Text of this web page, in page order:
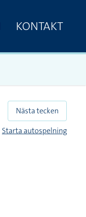
KONTAKT
Nästa tecken
Starta autospelning